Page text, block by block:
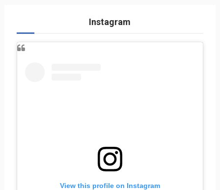
Instagram
View this profile on Instagram